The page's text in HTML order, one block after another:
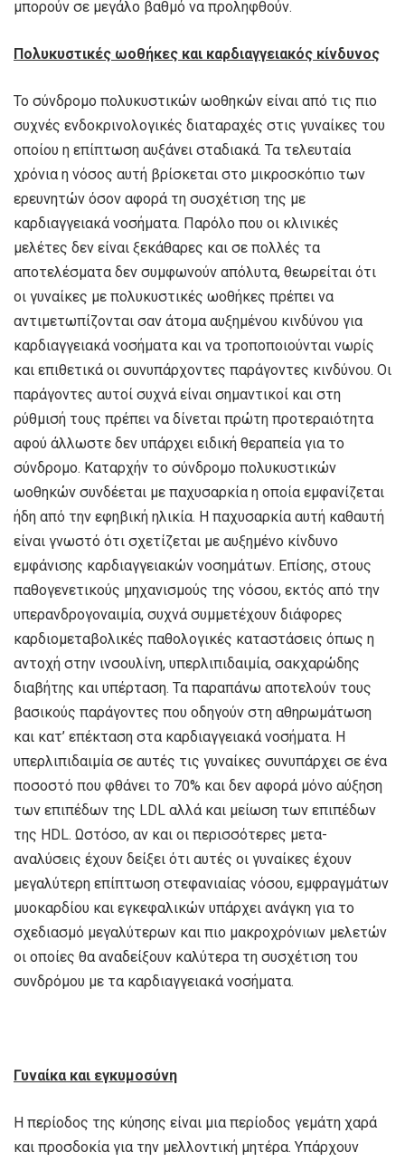
μπορούν σε μεγάλο βαθμό να προληφθούν.
Πολυκυστικές ωοθήκες και καρδιαγγειακός κίνδυνος
Το σύνδρομο πολυκυστικών ωοθηκών είναι από τις πιο
συχνές ενδοκρινολογικές διαταραχές στις γυναίκες του
οποίου η επίπτωση αυξάνει σταδιακά. Τα τελευταία
χρόνια η νόσος αυτή βρίσκεται στο μικροσκόπιο των
ερευνητών όσον αφορά τη συσχέτιση της με
καρδιαγγειακά νοσήματα. Παρόλο που οι κλινικές
μελέτες δεν είναι ξεκάθαρες και σε πολλές τα
αποτελέσματα δεν συμφωνούν απόλυτα, θεωρείται ότι
οι γυναίκες με πολυκυστικές ωοθήκες πρέπει να
αντιμετωπίζονται σαν άτομα αυξημένου κινδύνου για
καρδιαγγειακά νοσήματα και να τροποποιούνται νωρίς
και επιθετικά οι συνυπάρχοντες παράγοντες κινδύνου. Οι
παράγοντες αυτοί συχνά είναι σημαντικοί και στη
ρύθμισή τους πρέπει να δίνεται πρώτη προτεραιότητα
αφού άλλωστε δεν υπάρχει ειδική θεραπεία για το
σύνδρομο. Καταρχήν το σύνδρομο πολυκυστικών
ωοθηκών συνδέεται με παχυσαρκία η οποία εμφανίζεται
ήδη από την εφηβική ηλικία. Η παχυσαρκία αυτή καθαυτή
είναι γνωστό ότι σχετίζεται με αυξημένο κίνδυνο
εμφάνισης καρδιαγγειακών νοσημάτων. Επίσης, στους
παθογενετικούς μηχανισμούς της νόσου, εκτός από την
υπερανδρογοναιμία, συχνά συμμετέχουν διάφορες
καρδιομεταβολικές παθολογικές καταστάσεις όπως η
αντοχή στην ινσουλίνη, υπερλιπιδαιμία, σακχαρώδης
διαβήτης και υπέρταση. Τα παραπάνω αποτελούν τους
βασικούς παράγοντες που οδηγούν στη αθηρωμάτωση
και κατ’ επέκταση στα καρδιαγγειακά νοσήματα. Η
υπερλιπιδαιμία σε αυτές τις γυναίκες συνυπάρχει σε ένα
ποσοστό που φθάνει το 70% και δεν αφορά μόνο αύξηση
των επιπέδων της LDL αλλά και μείωση των επιπέδων
της HDL. Ωστόσο, αν και οι περισσότερες μετα-
αναλύσεις έχουν δείξει ότι αυτές οι γυναίκες έχουν
μεγαλύτερη επίπτωση στεφανιαίας νόσου, εμφραγμάτων
μυοκαρδίου και εγκεφαλικών υπάρχει ανάγκη για το
σχεδιασμό μεγαλύτερων και πιο μακροχρόνιων μελετών
οι οποίες θα αναδείξουν καλύτερα τη συσχέτιση του
συνδρόμου με τα καρδιαγγειακά νοσήματα.
Γυναίκα και εγκυμοσύνη
Η περίοδος της κύησης είναι μια περίοδος γεμάτη χαρά
και προσδοκία για την μελλοντική μητέρα. Υπάρχουν